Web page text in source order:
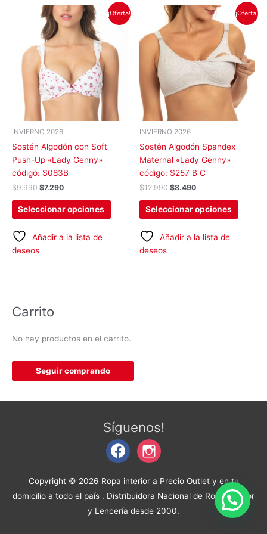
¡Oferta!
INVIERNO 2026
Sostén Algodón con Soft
Push-Up «Lady Genny»
código: S083B
$9.990
El
precio
original
era:
$9.990.
$7.290
El
precio
actual
$7.290.
Seleccionar opciones
Este
producto
múltiples
variantes.
Las
opciones
pueden
Añadir a la lista de
deseos
¡Oferta!
INVIERNO 2026
Sostén Algodón Spandex
Maternal «Lady Genny»
código: S257 B C
$12.990
El
precio
original
$12.990.
$8.490
precio
actual
es:
$8.490.
Seleccionar opciones
Este
tiene
Las
se
pueden
Añadir a la lista de
deseos
Carrito
No hay productos en el carrito.
Seguir comprando
Síguenos!
Copyright © 2026 Ropa interior a Precio Outlet y en tu
domicilio a todo el país . Distribuidora Nacional de Ropa Interior
y Lencería desde 2000.